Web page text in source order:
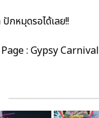
กหมุดรอได้เลย!!
: Gypsy Carnival